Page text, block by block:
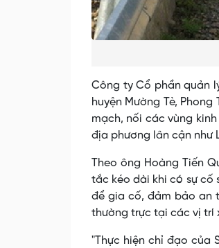
Công ty Cổ phần quản
huyện Mường Tè,
mạch, nối các vùng
địa phương lân cận như
Theo ông Hoàng Tiến
tắc kéo dài khi có sự cố
để gia cố, đảm bảo an
thường trực tại các vị trí
"Thực hiện chỉ đạo của